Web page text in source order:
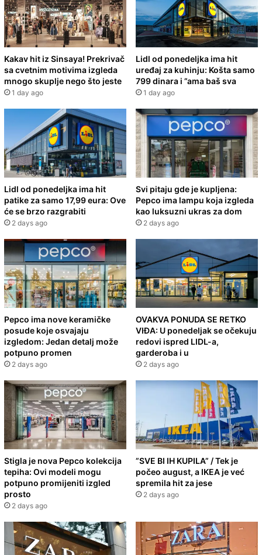
Kakav hit iz Sinsaya! Prekrivač
sa cvetnim motivima izgleda
mnogo skuplje nego što jeste
1 day ago
Lidl od ponedeljka ima hit
uređaj za kuhinju: Košta samo
799 dinara i ”ama baš sva
1 day ago
Lidl od ponedeljka ima hit
patike za samo 17,99 eura: Ove
će se brzo razgrabiti
2 days ago
Svi pitaju gde je kupljena:
Pepco ima lampu koja izgleda
kao luksuzni ukras za dom
2 days ago
Pepco ima nove keramičke
posude koje osvajaju
izgledom: Jedan detalj može
potpuno promen
2 days ago
OVAKVA PONUDA SE RETKO
VIĐA: U ponedeljak se očekuju
redovi ispred LIDL-a,
garderoba i u
2 days ago
Stigla je nova Pepco kolekcija
tepiha: Ovi modeli mogu
potpuno promijeniti izgled
prosto
2 days ago
”SVE BI IH KUPILA” / Tek je
počeo august, a IKEA je već
spremila hit za jese
2 days ago